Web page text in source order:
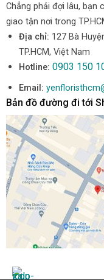
Chẳng phải đợi lâu, bạn
giao tận nơi trong
Địa chỉ: 127 Bà
TP.HCM, Việt Nam
Hotline: 0903 150
Email:
Bản đồ đường đi tới